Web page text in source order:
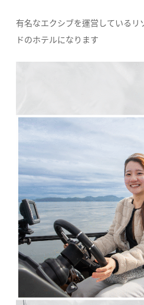
有名なエクシブを運営しているリ
ドのホテルになります